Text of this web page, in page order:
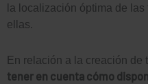
la localización óptima de
ellas.
En relación a la creación de
tener en cuenta cómo